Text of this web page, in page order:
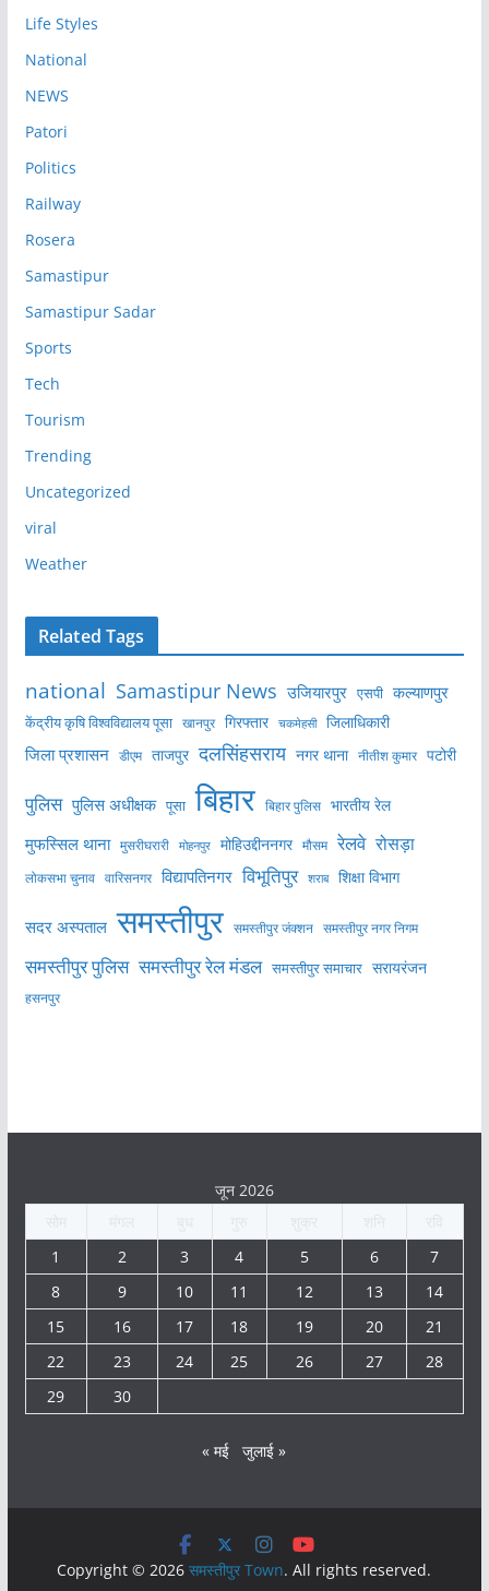
Life Styles
National
NEWS
Patori
Politics
Railway
Rosera
Samastipur
Samastipur Sadar
Sports
Tech
Tourism
Trending
Uncategorized
viral
Weather
Related Tags
national Samastipur News उजियारपुर एसपी कल्याणपुर
केंद्रीय कृषि विश्वविद्यालय पूसा खानपुर गिरफ्तार चकमेहसी जिलाधिकारी
जिला प्रशासन डीएम ताजपुर दलसिंहसराय नगर थाना नीतीश कुमार पटोरी
पुलिस पुलिस अधीक्षक पूसा बिहार बिहार पुलिस भारतीय रेल
मुफस्सिल थाना मुसरीघरारी मोहनपुर मोहिउद्दीननगर मौसम रेलवे रोसड़ा
लोकसभा चुनाव वारिसनगर विद्यापतिनगर विभूतिपुर शराब शिक्षा विभाग
सदर अस्पताल समस्तीपुर समस्तीपुर जंक्शन समस्तीपुर नगर निगम
समस्तीपुर पुलिस समस्तीपुर रेल मंडल समस्तीपुर समाचार सरायरंजन
हसनपुर
जून 2026
1
2 3 4 5 6
7
8
9 10 11 12 13
14
15
16 17 18 19 20
21
22
23 24 25 26 27
28
29
30
« मई जुलाई »
Copyright © 2026समस्तीपुर Town. All rights reserved.